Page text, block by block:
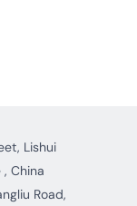
Lishui
China
Road,